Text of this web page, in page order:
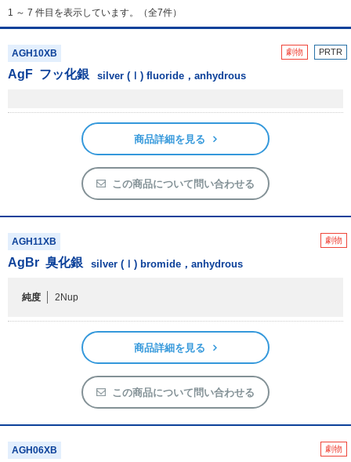
常温常圧で気体であり、弊社では取り扱いしておりません。
放射性元素または人工元素であり、弊社では取り扱いしておりません。
キーワードで検索する
フリーワードで検索
カタログコードで検索
化学式で検索
和名・英名で検索
1 ～ 7 件目を表示しています。（全7件）
劇物 PRTR
AGH10XB
AgF フッ化銀 silver (Ⅰ) fluoride，anhydrous
商品詳細を見る
この商品について問い合わせる
劇物
AGH11XB
AgBr 臭化銀 silver (Ⅰ) bromide，anhydrous
純度 2Nup
商品詳細を見る
この商品について問い合わせる
劇物
AGH06XB